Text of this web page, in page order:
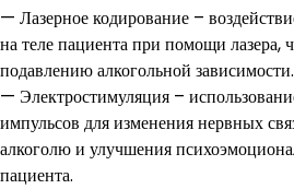
— Лазерное кодирование –
на теле пациента при помощи лазера,
подавлению алкогольной зависимости.
— Электростимуляция –
импульсов для изменения нервных
алкоголю и улучшения
пациента.